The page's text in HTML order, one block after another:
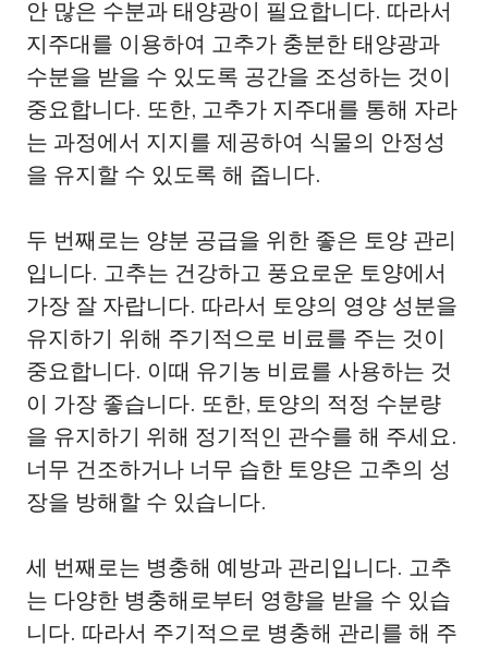
안 많은 수분과 태양광이 필요합니다. 따라서
지주대를 이용하여 고추가 충분한 태양광과
수분을 받을 수 있도록 공간을 조성하는 것이
중요합니다. 또한, 고추가 지주대를 통해 자라
는 과정에서 지지를 제공하여 식물의 안정성
을 유지할 수 있도록 해 줍니다.
두 번째로는 양분 공급을 위한 좋은 토양 관리
입니다. 고추는 건강하고 풍요로운 토양에서
가장 잘 자랍니다. 따라서 토양의 영양 성분을
유지하기 위해 주기적으로 비료를 주는 것이
중요합니다. 이때 유기농 비료를 사용하는 것
이 가장 좋습니다. 또한, 토양의 적정 수분량
을 유지하기 위해 정기적인 관수를 해 주세요.
너무 건조하거나 너무 습한 토양은 고추의 성
장을 방해할 수 있습니다.
세 번째로는 병충해 예방과 관리입니다. 고추
는 다양한 병충해로부터 영향을 받을 수 있습
니다. 따라서 주기적으로 병충해 관리를 해 주